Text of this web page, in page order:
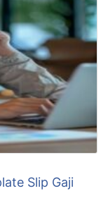
Slip Gaji